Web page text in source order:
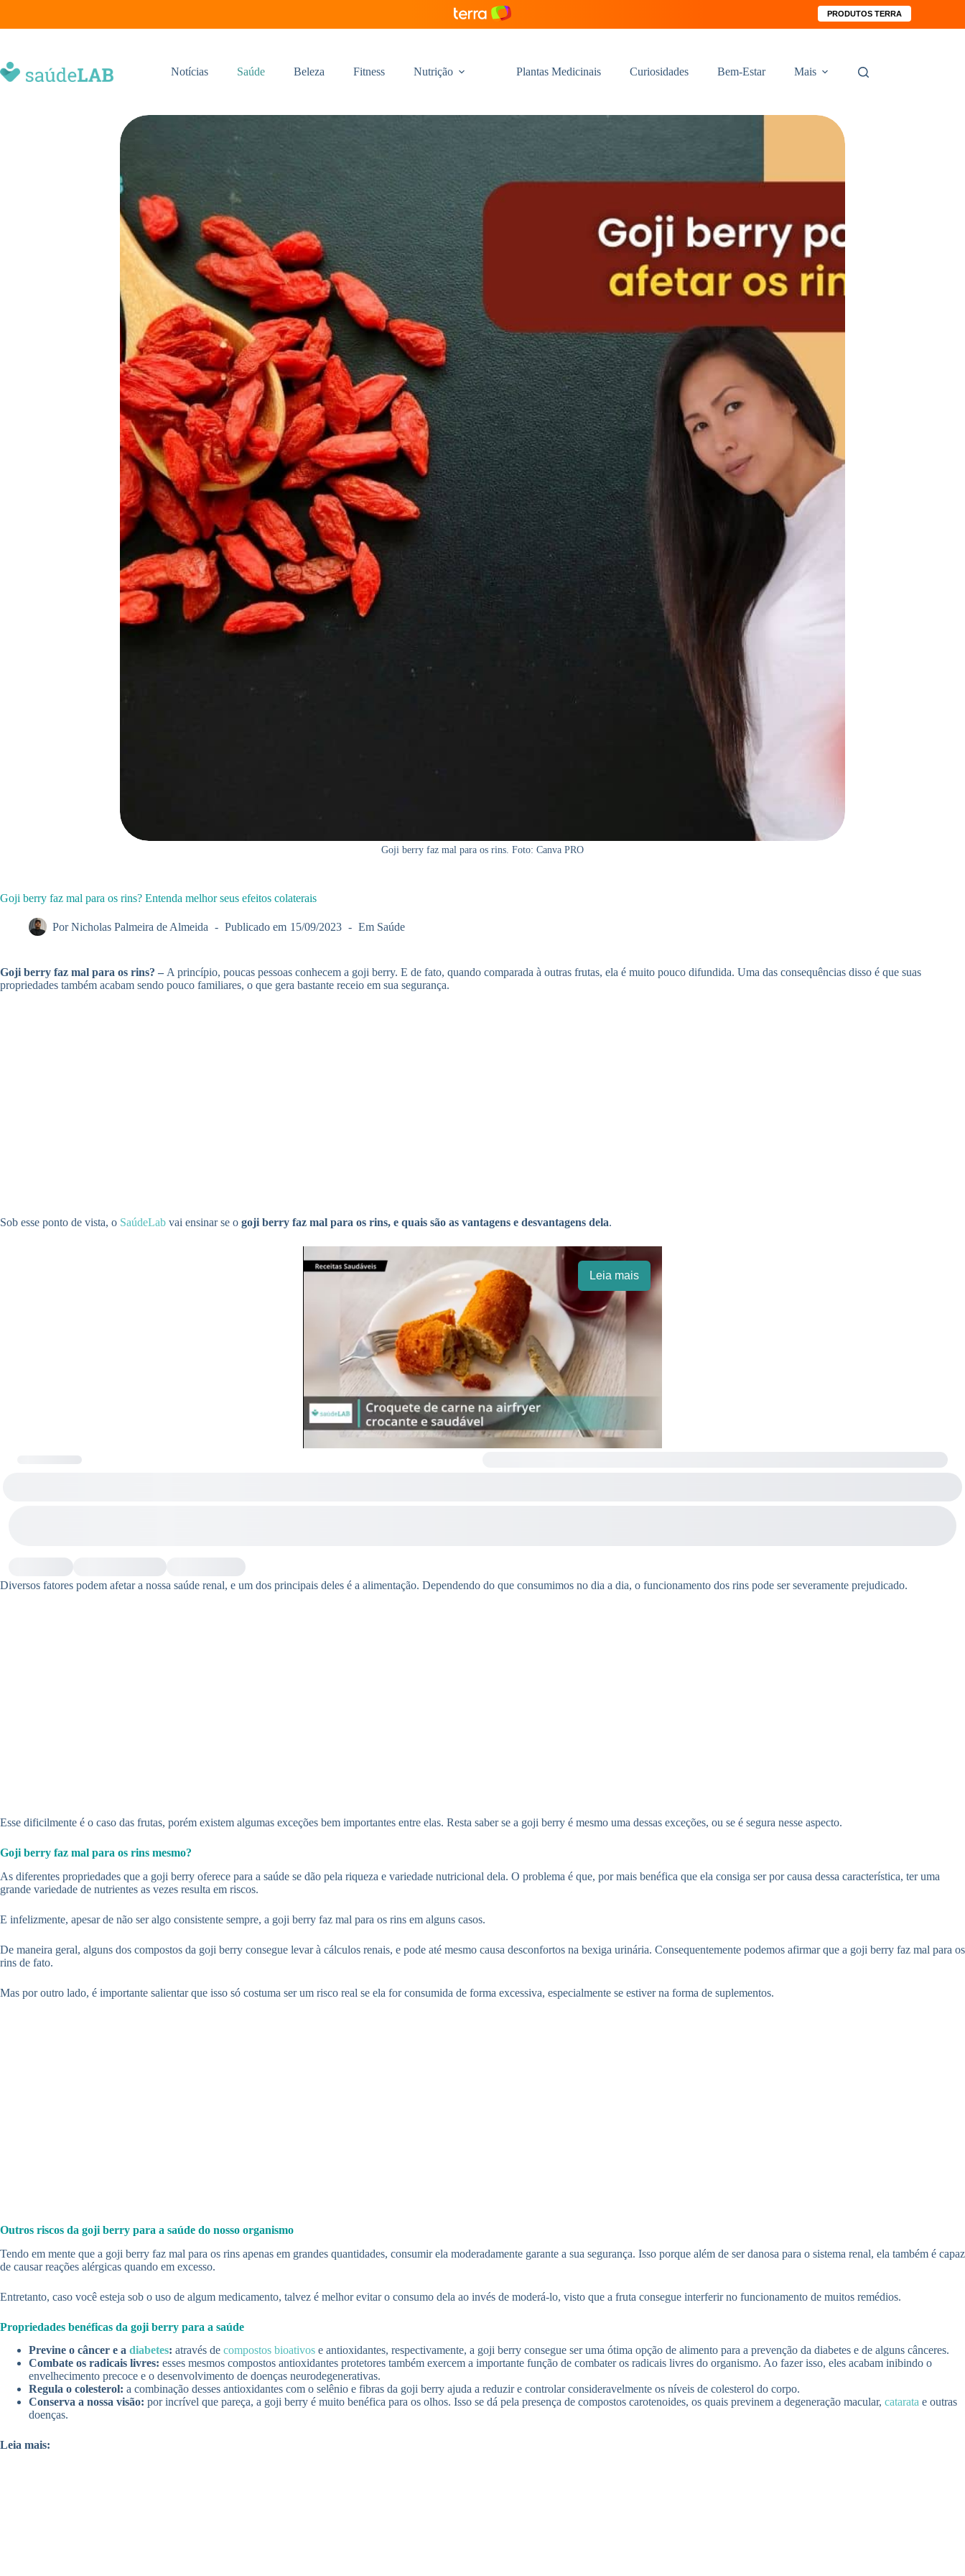
PRODUTOS TERRA
Notícias Saúde Beleza Fitness Nutrição Plantas Medicinais Curiosidades Bem-Estar Mais
Goji berry faz mal para os rins. Foto: Canva PRO
Goji berry faz mal para os rins? Entenda melhor seus efeitos colaterais
Por Nicholas Palmeira de Almeida Publicado em 15/09/2023 Em Saúde
Goji berry faz mal para os rins? – A princípio, poucas pessoas conhecem a goji berry. E de fato, quando comparada à outras frutas, ela é muito pouco difundida. Uma das consequências disso é que suas
propriedades também acabam sendo pouco familiares, o que gera bastante receio em sua segurança.
Sob esse ponto de vista, o SaúdeLab vai ensinar se o goji berry faz mal para os rins, e quais são as vantagens e desvantagens dela.
Leia mais
Diversos fatores podem afetar a nossa saúde renal, e um dos principais deles é a alimentação. Dependendo do que consumimos no dia a dia, o funcionamento dos rins pode ser severamente prejudicado.
Esse dificilmente é o caso das frutas, porém existem algumas exceções bem importantes entre elas. Resta saber se a goji berry é mesmo uma dessas exceções, ou se é segura nesse aspecto.
Goji berry faz mal para os rins mesmo?
As diferentes propriedades que a goji berry oferece para a saúde se dão pela riqueza e variedade nutricional dela. O problema é que, por mais benéfica que ela consiga ser por causa dessa característica, ter uma
grande variedade de nutrientes as vezes resulta em riscos.
E infelizmente, apesar de não ser algo consistente sempre, a goji berry faz mal para os rins em alguns casos.
De maneira geral, alguns dos compostos da goji berry consegue levar à cálculos renais, e pode até mesmo causa desconfortos na bexiga urinária. Consequentemente podemos afirmar que a goji berry faz mal para os
rins de fato.
Mas por outro lado, é importante salientar que isso só costuma ser um risco real se ela for consumida de forma excessiva, especialmente se estiver na forma de suplementos.
Outros riscos da goji berry para a saúde do nosso organismo
Tendo em mente que a goji berry faz mal para os rins apenas em grandes quantidades, consumir ela moderadamente garante a sua segurança. Isso porque além de ser danosa para o sistema renal, ela também é capaz
de causar reações alérgicas quando em excesso.
Entretanto, caso você esteja sob o uso de algum medicamento, talvez é melhor evitar o consumo dela ao invés de moderá-lo, visto que a fruta consegue interferir no funcionamento de muitos remédios.
Propriedades benéficas da goji berry para a saúde
Previne o câncer e a diabetes: através de compostos bioativos e antioxidantes, respectivamente, a goji berry consegue ser uma ótima opção de alimento para a prevenção da diabetes e de alguns cânceres.
Combate os radicais livres: esses mesmos compostos antioxidantes protetores também exercem a importante função de combater os radicais livres do organismo. Ao fazer isso, eles acabam inibindo o
envelhecimento precoce e o desenvolvimento de doenças neurodegenerativas.
Regula o colesterol: a combinação desses antioxidantes com o selênio e fibras da goji berry ajuda a reduzir e controlar consideravelmente os níveis de colesterol do corpo.
Conserva a nossa visão: por incrível que pareça, a goji berry é muito benéfica para os olhos. Isso se dá pela presença de compostos carotenoides, os quais previnem a degeneração macular, catarata e outras
doenças.
Leia mais: